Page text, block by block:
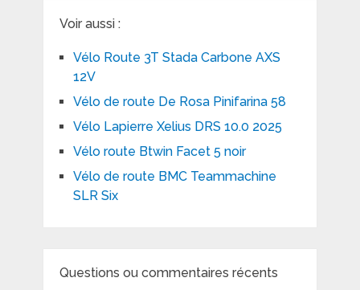
Voir aussi :
Vélo Route 3T Stada Carbone AXS
12V
Vélo de route De Rosa Pinifarina 58
Vélo Lapierre Xelius DRS 10.0 2025
Vélo route Btwin Facet 5 noir
Vélo de route BMC Teammachine
SLR Six
Questions ou commentaires récents